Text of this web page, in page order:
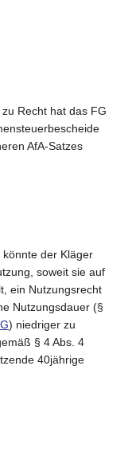
Recht hat das FG
AfA-Satzes
der Kläger
soweit sie auf
ein Nutzungsrecht
Nutzungsdauer (§
) niedriger zu
§ 4 Abs. 4
40jährige